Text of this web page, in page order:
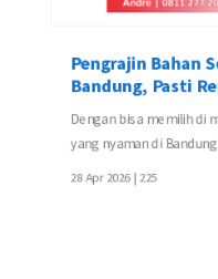
Pengrajin Bahan
Bandung, Pasti
Dengan bisa memilih di